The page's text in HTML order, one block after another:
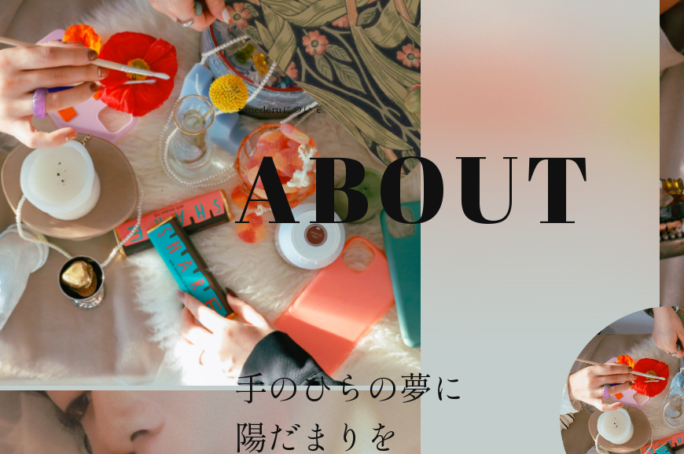
・mederuについて
ABOUT
手のひらの夢に
陽だまりを